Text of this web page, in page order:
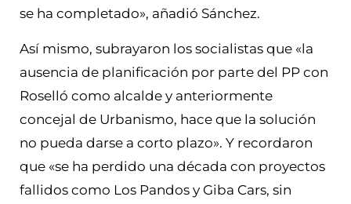
se ha completado», añadió Sánchez.
Así mismo, subrayaron los socialistas que «la
ausencia de planificación por parte del PP con
Roselló como alcalde y anteriormente
concejal de Urbanismo, hace que la solución
no pueda darse a corto plazo». Y recordaron
que «se ha perdido una década con proyectos
fallidos como Los Pandos y Giba Cars, sin